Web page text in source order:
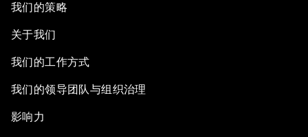
我们的策略
关于我们
我们的工作方式
我们的领导团队与组织治理
影响力